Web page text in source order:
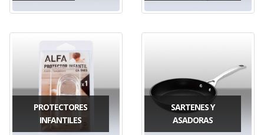
PROTECTORES
INFANTILES
SARTENES Y
ASADORAS